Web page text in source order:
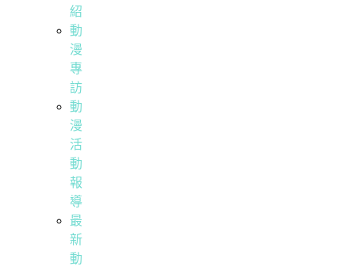
紹
動
漫
專
訪
動
漫
活
動
報
導
最
新
動